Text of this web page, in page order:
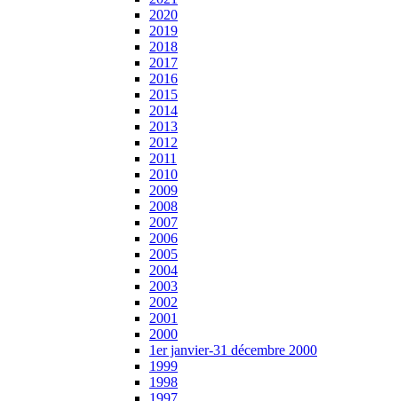
2020
2019
2018
2017
2016
2015
2014
2013
2012
2011
2010
2009
2008
2007
2006
2005
2004
2003
2002
2001
2000
1er janvier-31 décembre 2000
1999
1998
1997